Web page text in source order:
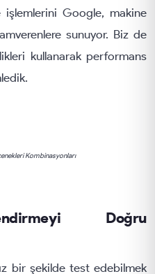
Google, makine
sunuyor. Biz de
kullanarak performans
Kombinasyonları
Doğru
bir şekilde test edebilmek